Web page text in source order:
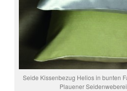
Seide Kissenbezug Helios in bunten
Plauener Seidenweberei